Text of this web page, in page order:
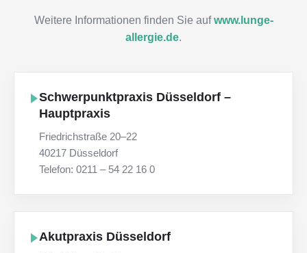
Weitere Informationen finden Sie aufwww.lunge-
allergie.de.
Schwerpunktpraxis Düsseldorf –
Hauptpraxis
Friedrichstraße 20–22
40217 Düsseldorf
Telefon: 0211 – 54 22 16 0
Akutpraxis Düsseldorf